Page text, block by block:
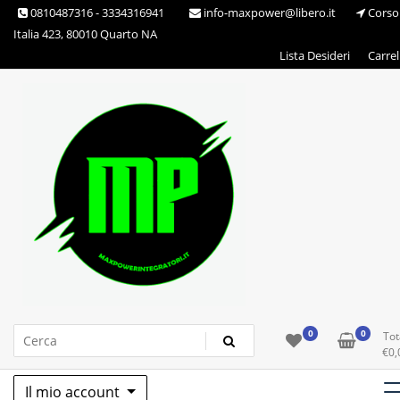
Skip 0810487316 - 3334316941 info-maxpower@libero.it
Corso
Italia 423, 80010 Quarto NA
Lista Desideri
Max Power Integratori 0 0
€
Il mio account